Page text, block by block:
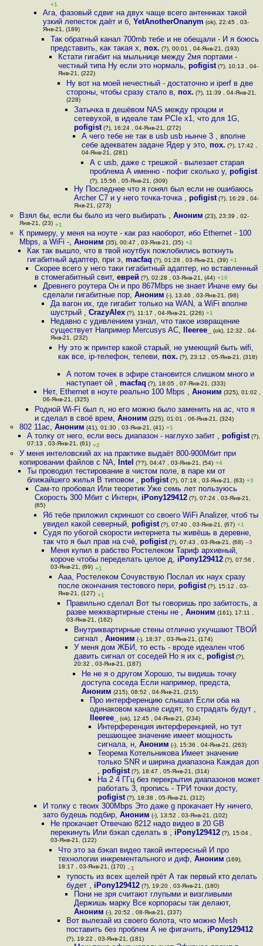
+1
Ага, фазовый сдвиг на двух чаще всего антеннках такой
узкий лепесток даёт и б, YetAnotherOnanym (ok), 22:45 , 03-
Янв-21, (189)
Так обратный канал 700mb тебе и не обещали - И я боюсь
представить, как такая х, пох. (?), 00:01 , 04-Янв-21, (193)
Кстати гигабит на мыльнице между 2мя портами -
честный типа Ну если это нормаль,pofigist (?), 10:13 , 04-
Янв-21, (222)
Ну вот на моей нечестный - достаточно и iperf в две
стороны, чтобы сразу стало в, пох. (?), 11:39 , 04-Янв-21,
(228)
Затычка в дешёвом NAS между процом и
сетевухой, в идеале там PCIe x1, что для 1G,
pofigist(?), 16:24 , 04-Янв-21, (272)
А чего тебе не так в usb usb нынче 3 , вполне
себе адекватен задаче Ядер у это, пох. (?), 17:42 ,
04-Янв-21, (281)
А с usb, даже с трешкой - вылезает старая
проблема А именно - пофиг сколько у, pofigist
(?), 15:56 , 05-Янв-21, (309)
Ну Последнее что я гонял был если не ошибаюсь
Archer C7 и у него точка-точка , pofigist(?), 16:29 , 04-
Янв-21, (273)
Взял бы, если бы было из чего выбирать , Аноним (23), 23:39 , 02-
Янв-21, (23) +1
К примеру, у меня на ноуте - как раз наоборот, ибо Ethernet - 100
Mbps, а WiFi -, Аноним (35), 00:47 , 03-Янв-21, (35) +2
Как так вышло, что в твой ноутбук пожлобились воткнуть
гигабитный адаптер, при э, macfaq (?), 01:28 , 03-Янв-21, (39) +1
Скорее всего у него таки гигабитный адаптер, но вставленный
в стомегабитный свит,еврей (?), 02:28 , 03-Янв-21, (44) +10
Древнего роутера Он и про 867Mbps не знает Иначе ему бы
сделали гигабитные пор, Аноним (-), 13:46 , 03-Янв-21, (98)
Да вагон их, где гигабит только на WAN, а WiFi вполне
шустрый , CrazyAlex(?), 11:17 , 04-Янв-21, (226) +1
Недавно с удивлением узнал, что такое извращение
существует Например Mercusys AC, lleeree_ (ok), 12:32 , 04-
Янв-21, (232)
Ну это ж принтер какой старый, не умеющий быть wifi,
как все, ip-телефон, телеви, пох. (?), 23:12 , 05-Янв-21, (318)
А потом точек в эфире становится слишком много и
наступает ой , macfaq (?), 18:05 , 07-Янв-21, (333)
Нет, Ethernet в ноуте реально 100 Mbps , Аноним (325), 01:02 ,
06-Янв-21, (325)
Родной Wi-Fi был n, но его можно было заменить на ac, что я
и сделал в своё врем,Аноним (325), 01:01 , 06-Янв-21, (324)
802 11ac, Аноним (41), 01:30 , 03-Янв-21, (41) +1
А толку от него, если весь диапазон - наглухо забит , pofigist(?),
07:13 , 03-Янв-21, (61) +2
У меня интеловский ax на практике выдаёт 800-900Мбит при
копировании файлов с NA, Intel (??), 04:47 , 03-Янв-21, (54) +4
Ты проводил тестирование в чистом поле, в паре км от
ближайшего жилья В типовом , pofigist(?), 07:18 , 03-Янв-21, (63) +3
Сам-то пробовал Или теоретик Уже семь лет пользуюсь
Скорость 300 Мбит с Интерн, iPony129412 (?), 07:24 , 03-Янв-21,
(65)
Яб тебе приложил скриншот со своего WiFi Analizer, чтоб ты
увидел какой северный, pofigist(?), 07:40 , 03-Янв-21, (67) +1
Судя по убогой скорости интернета ты живёшь в деревне,
так что я был прав на счё, pofigist(?), 07:43 , 03-Янв-21, (68) –3
Меня купил в рабство Ростелеком Тариф архивный,
короче чтобы переделать целое д, iPony129412(?), 07:56 ,
03-Янв-21, (69) +1
Ааа, Ростелеком Сочувствую Послал их наух сразу
после окончания тестового пери,pofigist (?), 15:12 , 03-
Янв-21, (127) +1
Правильно сделал Вот ты говоришь про забитость, а
разве межквартирные стены не , Аноним (161), 17:11 ,
03-Янв-21, (162)
Внутриквартирные стены отлично ухучшают ТВОЙ
сигнал , Аноним (-), 18:37 , 03-Янв-21, (174)
У меня дом ЖБИ, то есть - вроде идеален чтоб
давить сигнал от соседей Но я их с, pofigist(?),
20:32 , 03-Янв-21, (187)
Не не я о другом Хорошо, ты видишь точку
доступа соседа Если например, предста,
Аноним (215), 08:52 , 04-Янв-21, (215)
Про интерференцию слышал Если оба на
одинаковом канале сидят, то страдать будут ,
lleeree_
(ok), 12:45 , 04-Янв-21, (234)
Интерференция интерференцией, но тут
решающее значение имеет мощность
сигнала, н, Аноним (-), 15:36 , 04-Янв-21, (263)
Теорема Котельникова Имеет значение
только SNR и ширина диапазона Каждая доп
, pofigist(?), 18:47 , 05-Янв-21, (314)
На 2 4 ГГц без перекрытия диапазонов может
работать 3, пропись - ТРИ точки досту,
pofigist(?), 18:38 , 05-Янв-21, (312)
И толку с твоих 300Mbps Это даже g прокачает Ну ничего,
зато будешь подбир, Аноним (-), 13:52 , 03-Янв-21, (102)
Не прокачает Отвечаю 8212 надо видео в 20 GB
перекинуть Или бэкап сделать в , iPony129412(?), 15:04 ,
03-Янв-21, (122)
Что это за бэкап видео такой интересный И про
технологии инкрементального и диф,Аноним (169),
18:17 , 03-Янв-21, (170) –1
тупость из всех щелей прёт А так первый кто делать
будет , iPony129412(?), 19:20 , 03-Янв-21, (180)
Пони не зря считают глупыми и визгливыми
Держишь марку Все корпорасы так делают,
Аноним (-), 20:52 , 08-Янв-21, (337)
Вот вылезай из своего болота, что можно Mesh
поставить без проблем А не фигачить, iPony129412
(?), 19:22 , 03-Янв-21, (181)